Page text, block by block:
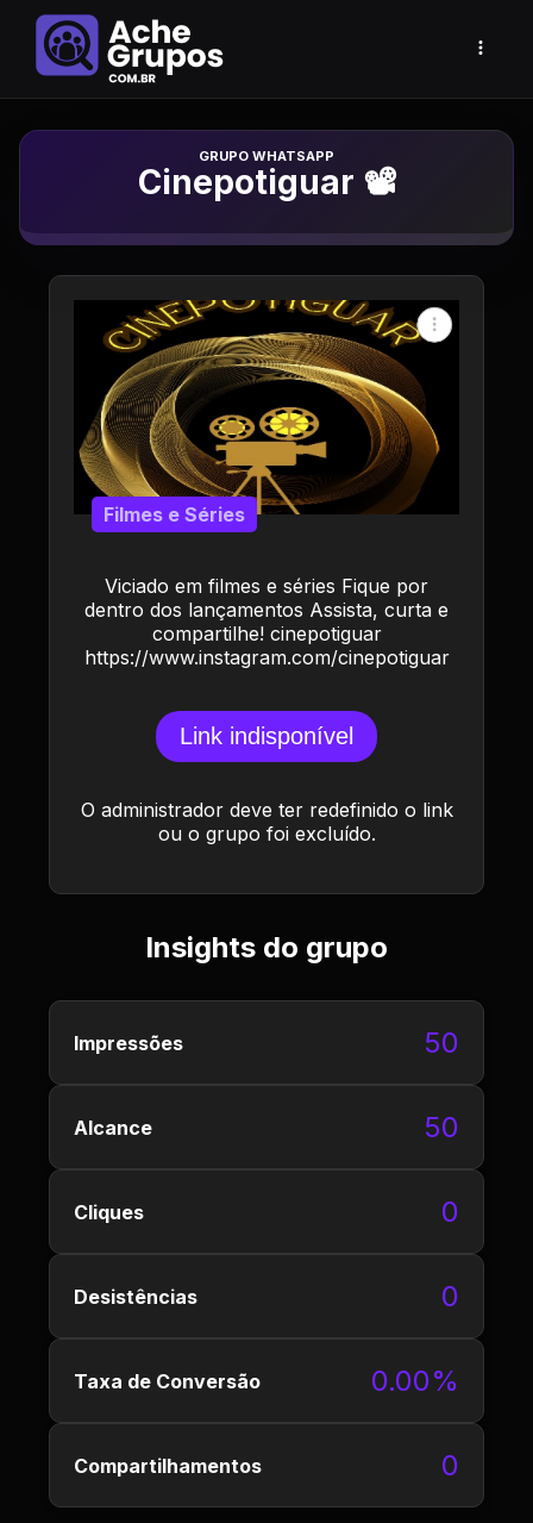
Grupo de Whatsapp
Cinepotiguar 📽
Viciado em filmes e séries Fique por
dentro dos lançamentos Assista, curta e
compartilhe! cinepotiguar
https://www.instagram.com/cinepotiguar
Filmes e Séries
Link indisponível
O administrador deve ter redefinido o link
ou o grupo foi excluído.
Insights do grupo
Impressões 50
Alcance 50
Cliques 0
Desistências 0
Taxa de Conversão 0.00%
Compartilhamentos 0